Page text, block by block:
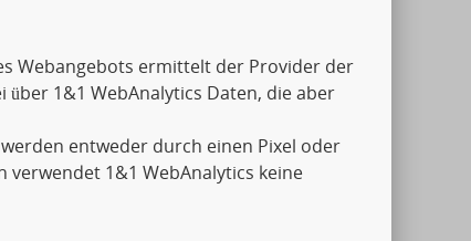
Webangebots ermittelt der Provider der
1&1 WebAnalytics Daten, die aber
entweder durch einen Pixel oder
1&1 WebAnalytics keine